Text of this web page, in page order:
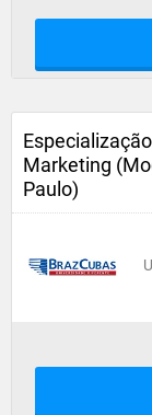
Marketing
Paulo)